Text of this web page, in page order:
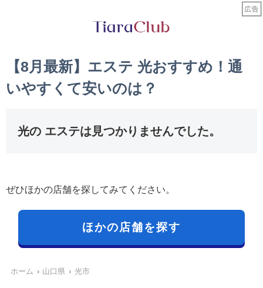
【8月最新】エステ 光おすすめ！通
いやすくて安いのは？
光の エステは見つかりませんでした。
ぜひほかの店舗を探してみてください。
ほかの店舗を探す
ホーム 山口県 光市